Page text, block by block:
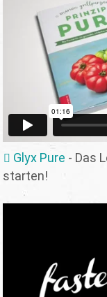
Glyx Pure - Das
starten!